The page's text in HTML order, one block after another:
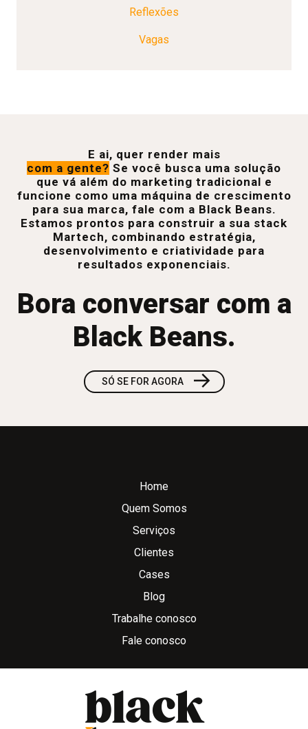
Reflexões
Vagas
E ai, quer render mais
com a gente? Se você busca uma solução
que vá além do marketing tradicional e
funcione como uma máquina de crescimento
para sua marca, fale com a Black Beans.
Estamos prontos para construir a sua stack
Martech, combinando estratégia,
desenvolvimento e criatividade para
resultados exponenciais.
Bora conversar com a
Black Beans.
SÓ SE FOR AGORA →
Home
Quem Somos
Serviços
Clientes
Cases
Blog
Trabalhe conosco
Fale conosco